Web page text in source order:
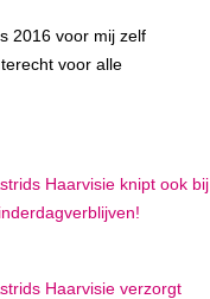
2016 voor mij zelf
voor alle
Haarvisie knipt ook bij
Haarvisie verzorgt